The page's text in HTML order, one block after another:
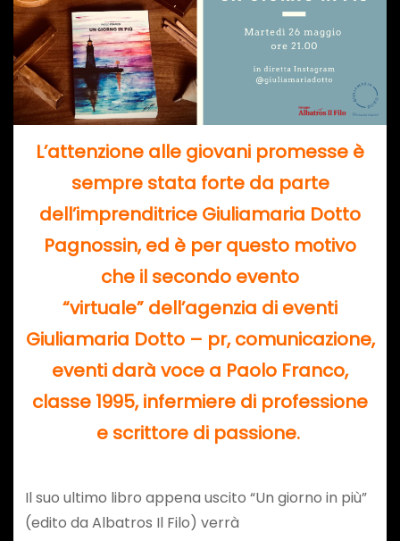
L’attenzione alle giovani promesse è
sempre stata forte da parte
dell’imprenditrice Giuliamaria Dotto
Pagnossin, ed è per questo motivo
che il secondo evento
“virtuale” dell’agenzia di eventi
Giuliamaria Dotto – pr, comunicazione,
eventi darà voce a Paolo Franco,
classe 1995, infermiere di professione
e scrittore di passione.
Il suo ultimo libro appena uscito “Un giorno in più”
(edito da Albatros Il Filo) verrà